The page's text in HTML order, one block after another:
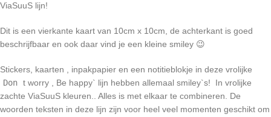
ViaSuuS lijn!
Dit is een vierkante kaart van 10cm x 10cm, de achterkant is goed
beschrijfbaar en ook daar vind je een kleine smiley 😉
Stickers, kaarten , inpakpapier en een notitieblokje in deze vrolijke
Don t worry , Be happy` lijn hebben allemaal smiley`s! In vrolijke
zachte ViaSuuS kleuren.. Alles is met elkaar te combineren. De
woorden teksten in deze lijn zijn voor heel veel momenten geschikt om